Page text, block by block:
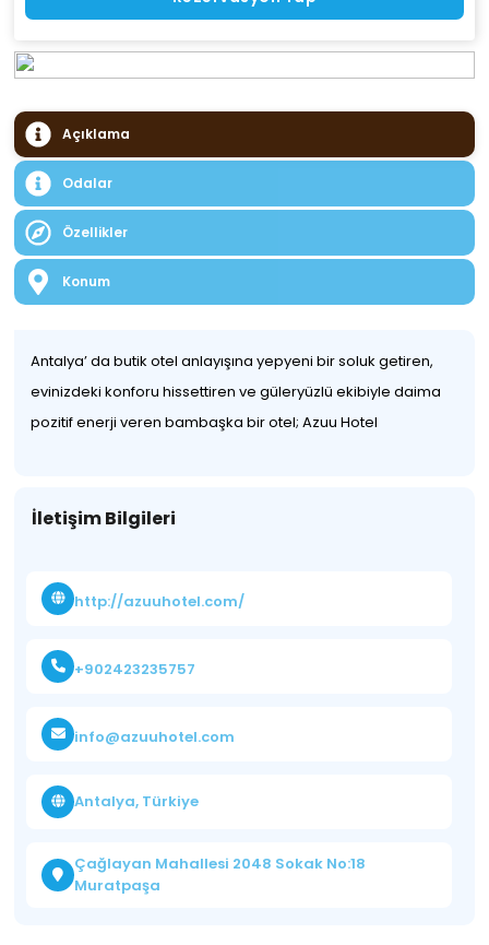
Açıklama
Odalar
Özellikler
Konum
Antalya’ da butik otel anlayışına yepyeni bir soluk getiren,
evinizdeki konforu hissettiren ve güleryüzlü ekibiyle daima
pozitif enerji veren bambaşka bir otel; Azuu Hotel
İletişim Bilgileri
http://azuuhotel.com/
+902423235757
info@azuuhotel.com
Antalya, Türkiye
Çağlayan Mahallesi 2048 Sokak No:18
Muratpaşa